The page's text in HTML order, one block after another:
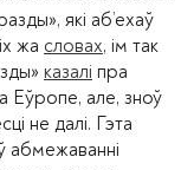
які аб’ехаў
жа словах, ім так
казалі пра
Еўропе, але, зноў
не далі. Гэта
абмежаванні